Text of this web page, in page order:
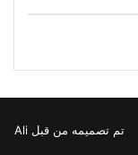
تم تصميمه من قبل Ali